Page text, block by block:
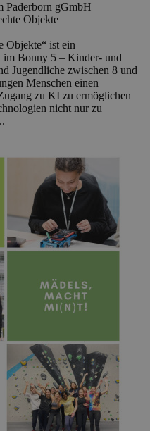
Paderborn gGmbH
Objekte
Objekte“ ist ein
im Bonny 5 – Kinder- und
Jugendliche zwischen 8 und
Menschen einen
zu KI zu ermöglichen
nicht nur zu